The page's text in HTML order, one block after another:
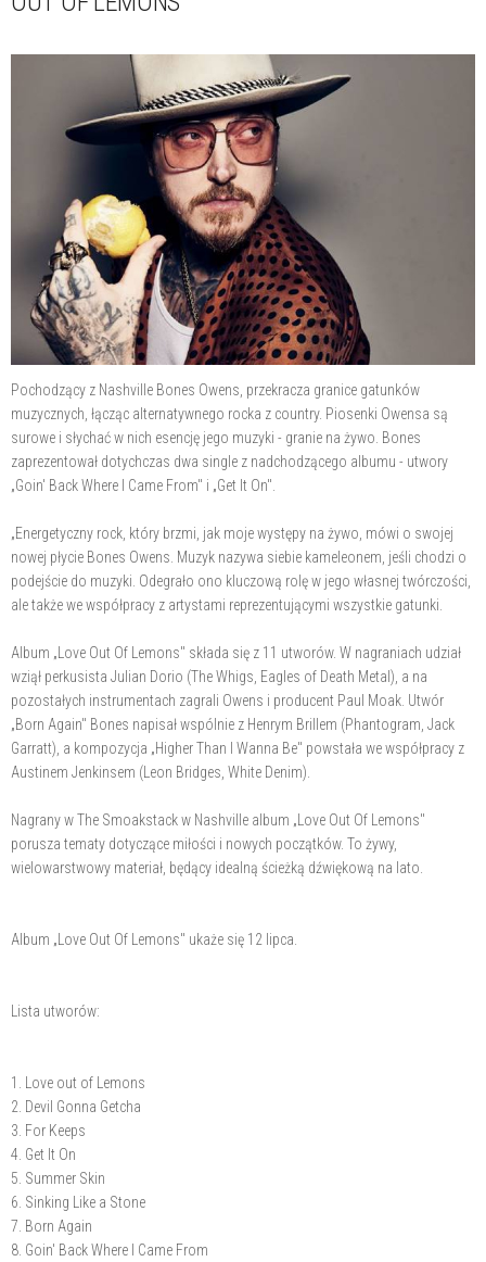
Pochodzący z Nashville Bones Owens, przekracza granice gatunków
muzycznych, łącząc alternatywnego rocka z country. Piosenki Owensa są
surowe i słychać w nich esencję jego muzyki - granie na żywo. Bones
zaprezentował dotychczas dwa single z nadchodzącego albumu - utwory
„Goin' Back Where I Came From" i „Get It On".
„Energetyczny rock, który brzmi, jak moje występy na żywo, mówi o swojej
nowej płycie Bones Owens. Muzyk nazywa siebie kameleonem, jeśli chodzi o
podejście do muzyki. Odegrało ono kluczową rolę w jego własnej twórczości,
ale także we współpracy z artystami reprezentującymi wszystkie gatunki.
Album „Love Out Of Lemons" składa się z 11 utworów. W nagraniach udział
wziął perkusista Julian Dorio (The Whigs, Eagles of Death Metal), a na
pozostałych instrumentach zagrali Owens i producent Paul Moak. Utwór
„Born Again" Bones napisał wspólnie z Henrym Brillem (Phantogram, Jack
Garratt), a kompozycja „Higher Than I Wanna Be" powstała we współpracy z
Austinem Jenkinsem (Leon Bridges, White Denim).
Nagrany w The Smoakstack w Nashville album „Love Out Of Lemons"
porusza tematy dotyczące miłości i nowych początków. To żywy,
wielowarstwowy materiał, będący idealną ścieżką dźwiękową na lato.
Album „Love Out Of Lemons" ukaże się 12 lipca.
Lista utworów:
1. Love out of Lemons
2. Devil Gonna Getcha
3. For Keeps
4. Get It On
5. Summer Skin
6. Sinking Like a Stone
7. Born Again
8. Goin' Back Where I Came From